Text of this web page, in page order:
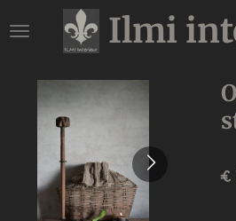
direct
hoofdinhoud
Ilmi